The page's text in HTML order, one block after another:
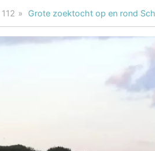
112 Grote zoektocht op en rond